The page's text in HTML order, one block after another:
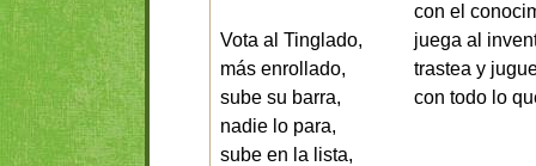
Vota al Tinglado,
más enrollado,
sube su barra,
nadie lo para,
sube en la lista,
con el
juega al
trastea y
con todo lo